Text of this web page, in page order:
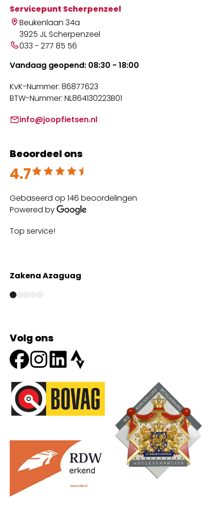
Servicepunt Scherpenzeel
Beukenlaan 34a
3925 JL Scherpenzeel
033 - 277 85 56
Vandaag geopend: 08:30 - 18:00
KvK-Nummer: 86877623
BTW-Nummer: NL864130223B01
info@joopfietsen.nl
Beoordeel ons
4.7
Beoordeeld met 4.7 uit 5
Gebaseerd op 146 beoordelingen
Powered by
Top service!
Zakena Azaguag
Volg ons
Onze partners